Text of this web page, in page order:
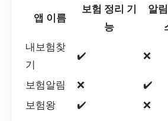
앱 이름
보험 정리 기
능
알
내보험찾
기
✔️ ❌
보험알림 ❌ ✔️
보험왕
✔️ ❌